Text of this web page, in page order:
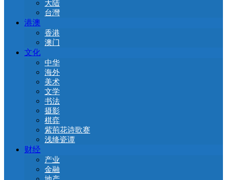
大陆
台灣
港澳
香港
澳门
文化
中华
海外
美术
文学
书法
摄影
棋弈
紫荊花诗歌赛
浅绛瓷谭
财经
产业
金融